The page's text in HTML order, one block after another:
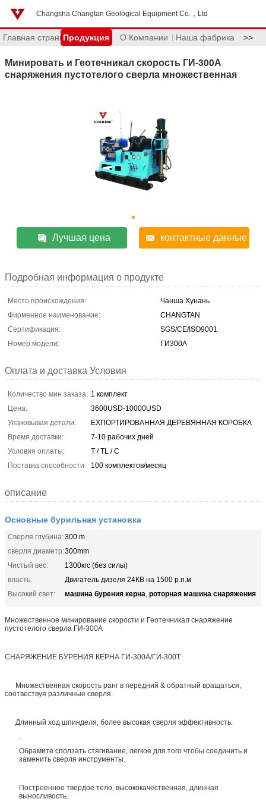
Changsha Changtan Geological Equipment Co.，Ltd
Главная страницаПродукция О Компании Наша фабрика >>
Минировать и Геотечникал скорость ГИ-300А
снаряжения пустотелого сверла множественная
Лучшая цена контактные данные
Подробная информация о продукте
Место происхождения:
Чанша Хунань
Фирменное наименование:
CHANGTAN
Сертификация:
SGS/CE/ISO9001
Номер модели:
ГИ300А
Оплата и доставка Условия
Количество мин заказа: 1 комплект
Цена:
3600USD-10000USD
Упаковывая детали:
ЕХПОРТИРОВАННАЯ ДЕРЕВЯННАЯ КОРОБКА
Время доставки:
7-10 рабочих дней
Условия оплаты:
T / TL / C
Поставка способности:
100 комплектов/месяц
описание
Основные бурильная установка
Сверля глубина:300 m
сверля диаметр:300mm
Чистый вес:
1300кгс (без силы)
власть:
Двигатель дизеля 24КВ на 1500 р.п.м
Высокий свет:
машина бурения керна, роторная машина снаряжения
Множественное минирование скорости и Геотечникал снаряжение
пустотелого сверла ГИ-300А
СНАРЯЖЕНИЕ БУРЕНИЯ КЕРНА ГИ-300А/ГИ-300Т
Множественная скорость ранг в передний & обратный вращаться,
соотвествуя различные сверля.
Длинный ход шпинделя, более высокая сверля эффективность.
.
Обрамите сползать стягивание, легкое для того чтобы соединить и
заменить сверля инструменты.
Построенное твердое тело, высококачественная, длинная
выносливость.